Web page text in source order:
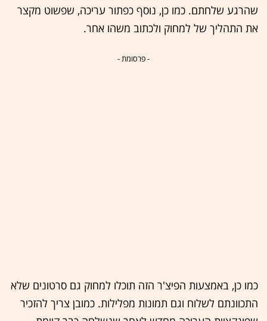
שהרגע שלחתם. כמו כן, נוסף כפתור עריכה, שפשוט מקצר
את התהליך של למחוק ולכתוב משהו אחר.
- פרסומת -
כמו כן, באמצעות הפיצ'ר הזה תוכלו למחוק גם סרטונים שלא
התכוונתם לשלוח וגם תמונות מפלילות. כמובן צריך להזכיר